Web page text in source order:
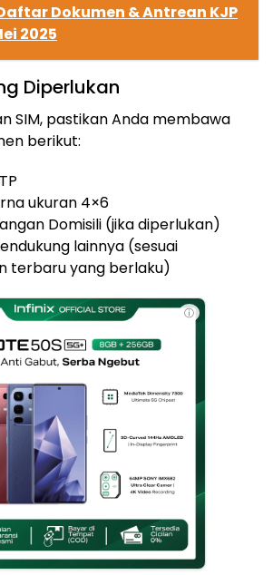
Dokumen & Antrean KJP
2025
Diperlukan
SIM, pastikan Anda membawa
berikut:
ukuran 4×6
Domisili (jika diperlukan)
lainnya (sesuai
terbaru yang berlaku)
ⓘ